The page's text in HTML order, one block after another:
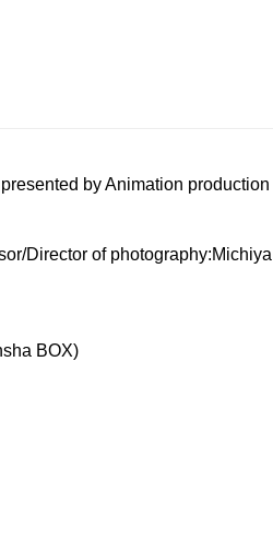
by Animation production
Director of photography:Michiya
BOX)